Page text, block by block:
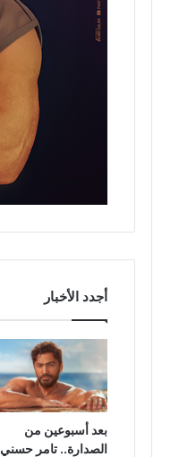
أجدد الأخبار
بعد أسبوعين من
الصدارة.. تامر حسني